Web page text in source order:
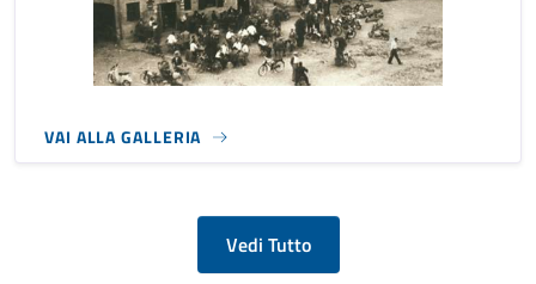
VAI ALLA GALLERIA
Vedi Tutto